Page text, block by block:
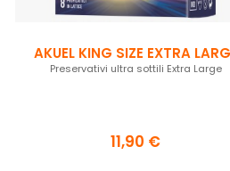
AKUEL KING SIZE EXTRA
Preservativi ultra sottili Extra Large
11,90 €